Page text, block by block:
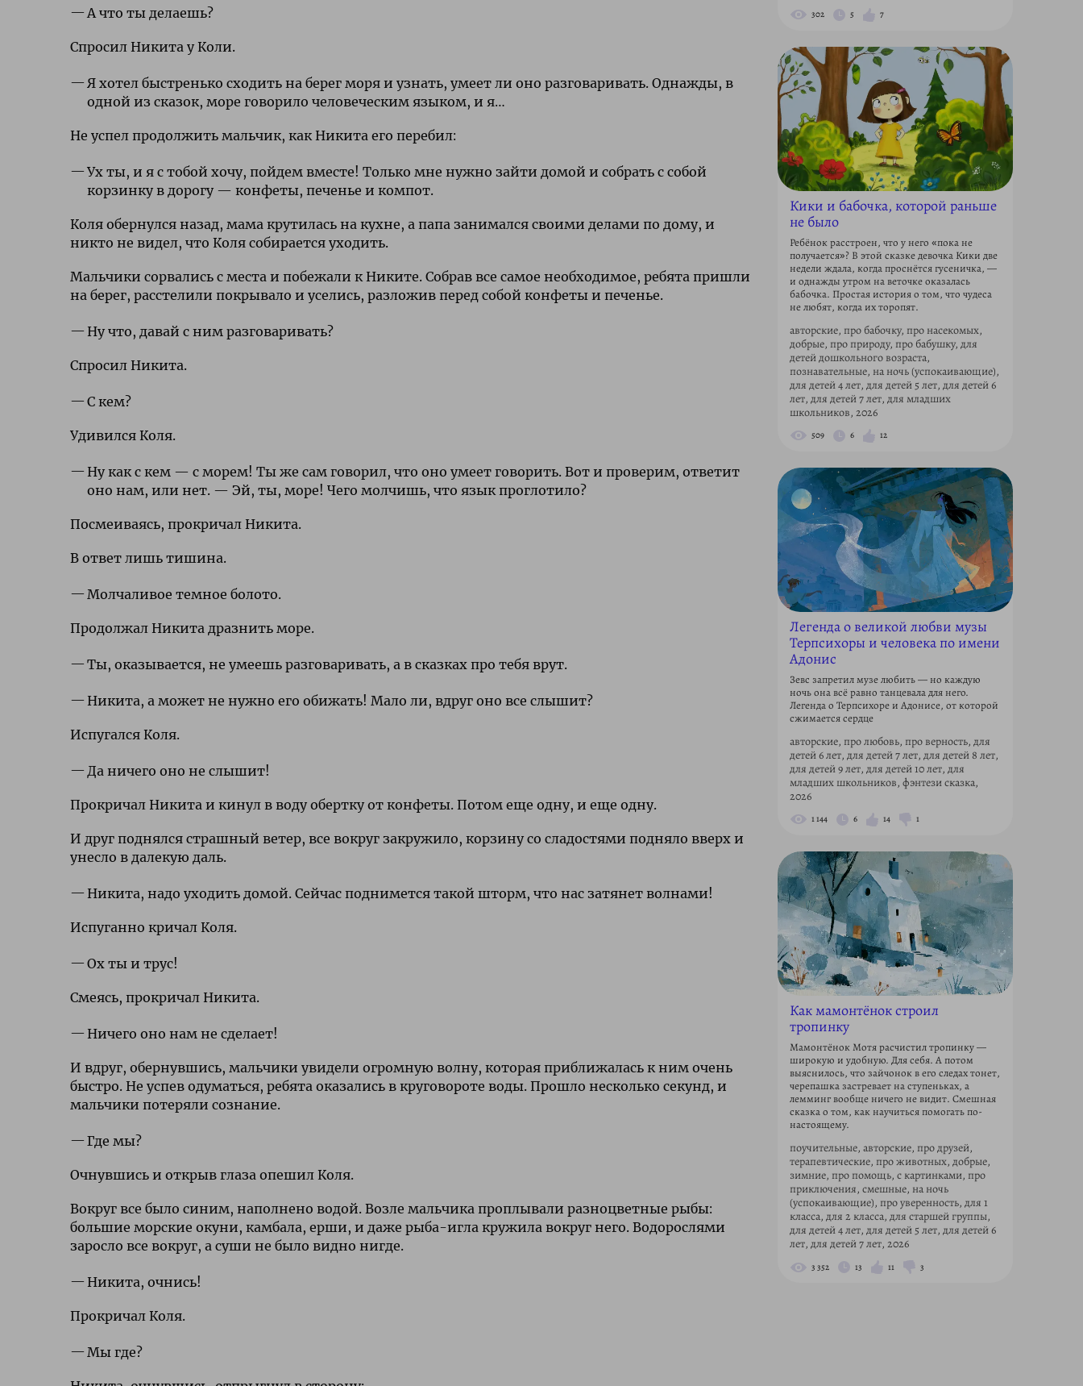
А что ты делаешь?
Спросил Никита у Коли.
Я хотел быстренько сходить на берег моря и узнать, умеет ли оно разговаривать. Однажды, в
одной из сказок, море говорило человеческим языком, и я…
Не успел продолжить мальчик, как Никита его перебил:
Ух ты, и я с тобой хочу, пойдем вместе! Только мне нужно зайти домой и собрать с собой
корзинку в дорогу — конфеты, печенье и компот.
Коля обернулся назад, мама крутилась на кухне, а папа занимался своими делами по дому, и
никто не видел, что Коля собирается уходить.
Мальчики сорвались с места и побежали к Никите. Собрав все самое необходимое, ребята пришли
на берег, расстелили покрывало и уселись, разложив перед собой конфеты и печенье.
Ну что, давай с ним разговаривать?
Спросил Никита.
С кем?
Удивился Коля.
Ну как с кем — с морем! Ты же сам говорил, что оно умеет говорить. Вот и проверим, ответит
оно нам, или нет. — Эй, ты, море! Чего молчишь, что язык проглотило?
Посмеиваясь, прокричал Никита.
В ответ лишь тишина.
Молчаливое темное болото.
Продолжал Никита дразнить море.
Ты, оказывается, не умеешь разговаривать, а в сказках про тебя врут.
Никита, а может не нужно его обижать! Мало ли, вдруг оно все слышит?
Испугался Коля.
Да ничего оно не слышит!
Прокричал Никита и кинул в воду обертку от конфеты. Потом еще одну, и еще одну.
И друг поднялся страшный ветер, все вокруг закружило, корзину со сладостями подняло вверх и
унесло в далекую даль.
Никита, надо уходить домой. Сейчас поднимется такой шторм, что нас затянет волнами!
Испуганно кричал Коля.
Ох ты и трус!
Смеясь, прокричал Никита.
Ничего оно нам не сделает!
И вдруг, обернувшись, мальчики увидели огромную волну, которая приближалась к ним очень
быстро. Не успев одуматься, ребята оказались в круговороте воды. Прошло несколько секунд, и
мальчики потеряли сознание.
Где мы?
Очнувшись и открыв глаза опешил Коля.
Вокруг все было синим, наполнено водой. Возле мальчика проплывали разноцветные рыбы:
большие морские окуни, камбала, ерши, и даже рыба-игла кружила вокруг него. Водорослями
заросло все вокруг, а суши не было видно нигде.
Никита, очнись!
Прокричал Коля.
Мы где?
302 5 7
Кики и бабочка, которой раньше
не было
Ребёнок расстроен, что у него «пока не
получается»? В этой сказке девочка Кики две
недели ждала, когда проснётся гусеничка, —
и однажды утром на веточке оказалась
бабочка. Простая история о том, что чудеса
не любят, когда их торопят.
авторские, про бабочку, про насекомых,
добрые, про природу, про бабушку, для
детей дошкольного возраста,
познавательные, на ночь (успокаивающие),
для детей 4 лет, для детей 5 лет, для детей 6
лет, для детей 7 лет, для младших
школьников, 2026
509 6 12
Легенда о великой любви музы
Терпсихоры и человека по имени
Адонис
Зевс запретил музе любить — но каждую
ночь она всё равно танцевала для него.
Легенда о Терпсихоре и Адонисе, от которой
сжимается сердце
авторские, про любовь, про верность, для
детей 6 лет, для детей 7 лет, для детей 8 лет,
для детей 9 лет, для детей 10 лет, для
младших школьников, фэнтези сказка,
2026
1 144 6 14 1
Как мамонтёнок строил
тропинку
Мамонтёнок Мотя расчистил тропинку —
широкую и удобную. Для себя. А потом
выяснилось, что зайчонок в его следах тонет,
черепашка застревает на ступеньках, а
лемминг вообще ничего не видит. Смешная
сказка о том, как научиться помогать по-
настоящему.
поучительные, авторские, про друзей,
терапевтические, про животных, добрые,
зимние, про помощь, с картинками, про
приключения, смешные, на ночь
(успокаивающие), про уверенность, для 1
класса, для 2 класса, для старшей группы,
для детей 4 лет, для детей 5 лет, для детей 6
лет, для детей 7 лет, 2026
3 352 13 11 3